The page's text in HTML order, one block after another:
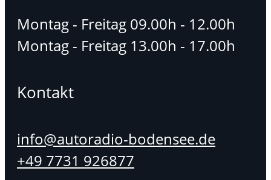
Montag - Freitag 09.00h - 12.00h
Montag - Freitag 13.00h - 17.00h
Kontakt
info@autoradio-bodensee.de
+49 7731 926877